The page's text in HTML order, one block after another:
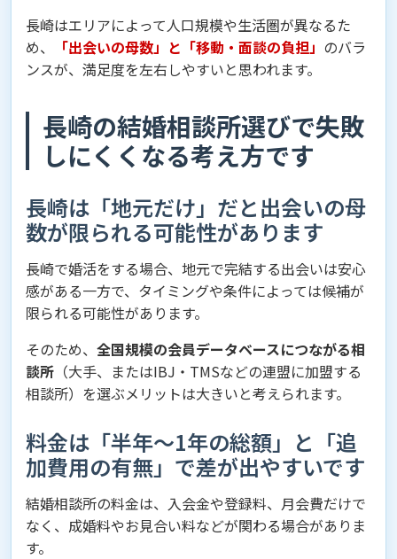
長崎はエリアによって人口規模や生活圏が異なるた
め、
「出会いの母数」と「移動・面談の負担」 のバラ
ンスが、満足度を左右しやすいと思われます。
長崎の結婚相談所選びで失敗
しにくくなる考え方です
長崎は「地元だけ」だと出会いの母
数が限られる可能性があります
長崎で婚活をする場合、地元で完結する出会いは安心
感がある一方で、タイミングや条件によっては候補が
限られる可能性があります。
そのため、 全国規模の会員データベースにつながる相
談所 （大手、またはIBJ・TMSなどの連盟に加盟する
相談所）を選ぶメリットは大きいと考えられます。
料金は「半年〜1年の総額」と「追
加費用の有無」で差が出やすいです
結婚相談所の料金は、入会金や登録料、月会費だけで
なく、成婚料やお見合い料などが関わる場合がありま
す。